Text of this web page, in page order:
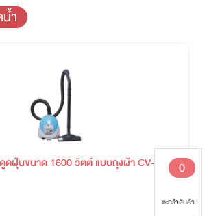
0
ตะกร้าสินค้า
ำ
ดูดฝุ่นขนาด 1600 วัตต์ แบบถุงผ้า CV-BU1